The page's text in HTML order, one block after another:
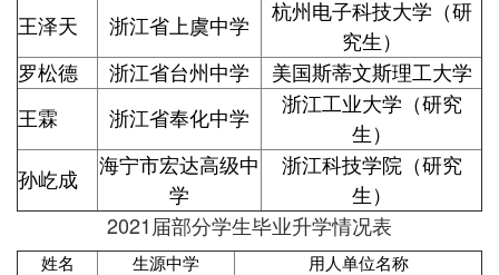
王泽天 浙江省上虞中学
杭州电子科技大学（研
究生）
罗松德
浙江省台州中学 美国斯蒂文斯理工大学
王霖 浙江省奉化中学
浙江工业大学（研究
生）
孙屹成
海宁市宏达高级中
学
浙江科技学院（研究
生）
2021届部分学生毕业升学情况表
姓名 生源中学
用人单位名称